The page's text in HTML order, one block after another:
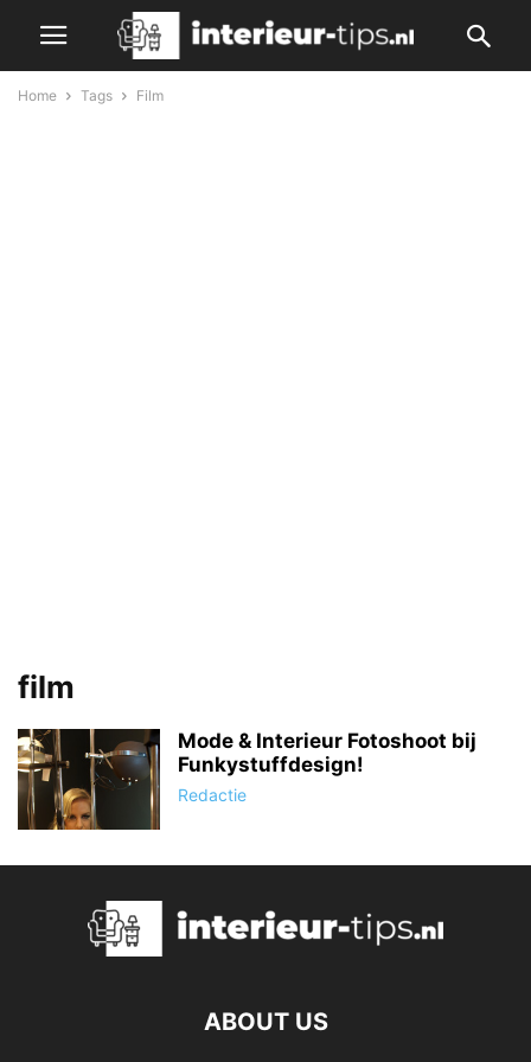
Home Tags Film
film
Mode & Interieur Fotoshoot bij
Funkystuffdesign!
Redactie
ABOUT US